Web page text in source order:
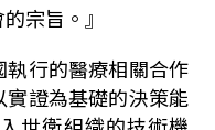
宗旨。』
行的醫療相關合作
證為基礎的決策能